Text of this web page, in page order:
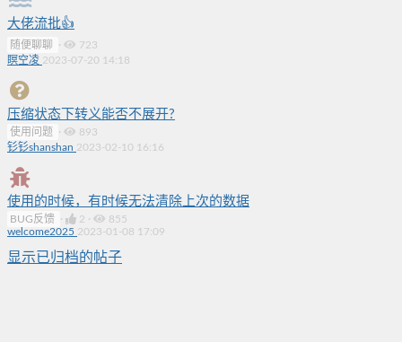
大佬流批👍
随便聊聊 ·
723
瞑空凌 2023-07-20 14:18
压缩状态下转义能否不展开?
使用问题 ·
893
钐钐shanshan 2023-02-10 16:16
使用的时候，有时候无法清除上次的数据
BUG反馈 · 2 ·
855
welcome2025 2023-01-08 17:09
显示已归档的帖子